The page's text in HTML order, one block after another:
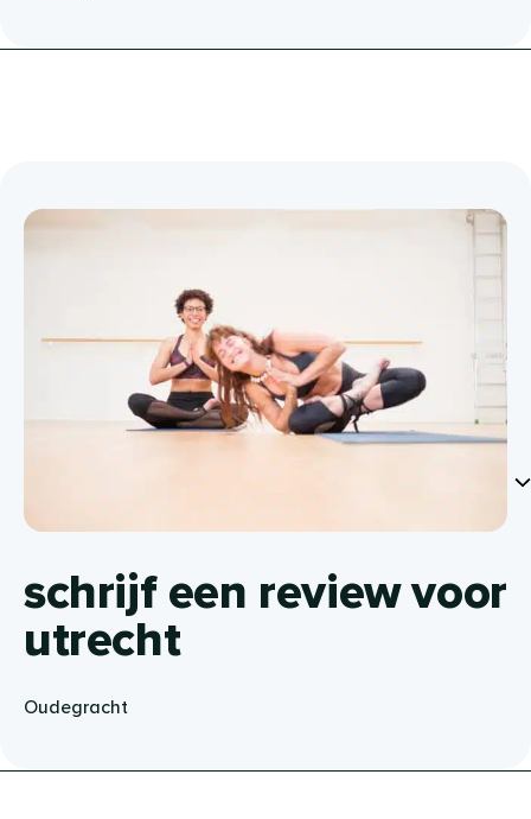
schrijf een review voor
utrecht
Oudegracht